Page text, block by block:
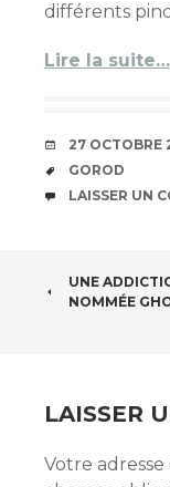
différents
Lire la suite…
DATE
27 OCTOBRE
ÉTIQUETTES
GOROD
LAISSER UN
UNE
NOMMÉE
LAISSER
Votre adresse